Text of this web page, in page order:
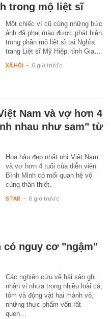
trong mộ liệt sĩ
Một chiếc ví cũ cùng những bức
ảnh đã phai màu được phát hiện
trong phần mộ liệt sĩ tại Nghĩa
trang Liệt sĩ Mỹ Hiệp, tỉnh Gia…
XÃ HỘI - 6 giờ trước
Nam và vợ hơn 4
nhau như sam" từ
Hoa hậu đẹp nhất nhì Việt Nam
và vợ hơn 4 tuổi của diễn viên
Bình Minh có mối quan hệ vô
cùng thân thiết.
STAR - 6 giờ trước
có nguy cơ "ngậm"
Các nghiên cứu về hải sản ghi
nhận vi nhựa trong nhiều loài cá,
tôm và động vật hai mảnh vỏ,
những thực phẩm vốn rất
quen…